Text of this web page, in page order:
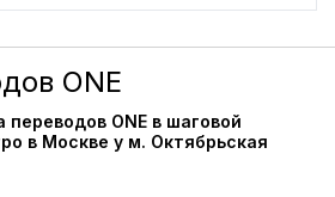
ONE
ONE в шаговой
в Москве у м. Октябрьская